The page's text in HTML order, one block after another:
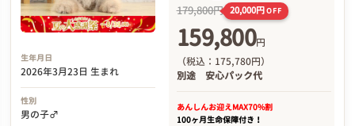
生年月日
2026年3月23日 生まれ
性別
男の子♂
179,800円 20,000円OFF
159,800円
（税込：175,780円）
別途 安心パック代
あんしんお迎えMAX70%割
100ヶ月生命保障付き！